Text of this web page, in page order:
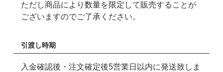
ただし商品により数量を限定して販売することが
ございますのでご了承ください。
引渡し時期
入金確認後・注文確定後5営業日以内に発送致しま